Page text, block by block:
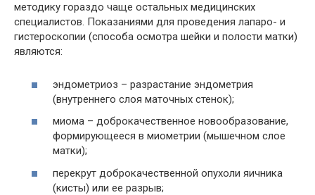
методику гораздо чаще остальных медицинских
специалистов. Показаниями для проведения лапаро- и
гистероскопии (способа осмотра шейки и полости матки)
являются:
эндометриоз – разрастание эндометрия
(внутреннего слоя маточных стенок);
миома – доброкачественное новообразование,
формирующееся в миометрии (мышечном слое
матки);
перекрут доброкачественной опухоли яичника
(кисты) или ее разрыв;